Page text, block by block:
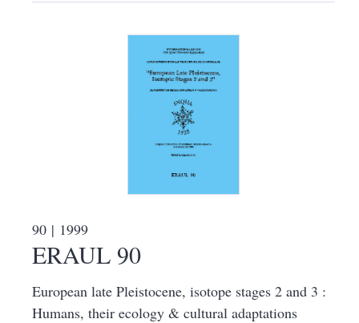
90 | 1999
ERAUL 90
European late Pleistocene, isotope stages 2 and 3 :
Humans, their ecology & cultural adaptations